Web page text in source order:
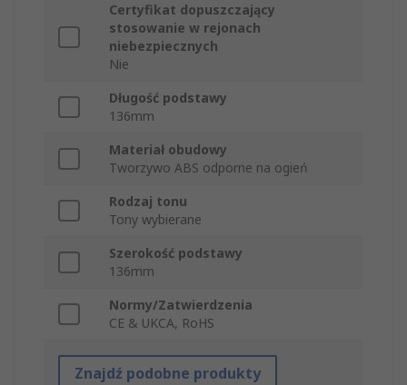
Certyfikat dopuszczający
stosowanie w rejonach
niebezpiecznych
Nie
Długość podstawy
136mm
Materiał obudowy
Tworzywo ABS odporne na ogień
Rodzaj tonu
Tony wybierane
Szerokość podstawy
136mm
Normy/Zatwierdzenia
CE & UKCA, RoHS
Znajdź podobne produkty